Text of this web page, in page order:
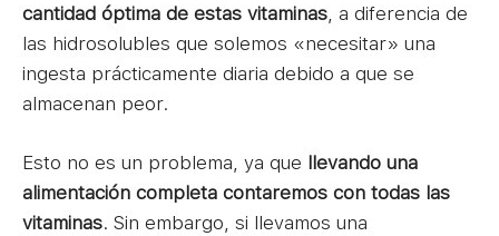
cantidad óptima de estas vitaminas , a diferencia de
las hidrosolubles que solemos «necesitar» una
ingesta prácticamente diaria debido a que se
almacenan peor.
Esto no es un problema, ya que llevando una
alimentación completa contaremos con todas las
vitaminas. Sin embargo, si llevamos una